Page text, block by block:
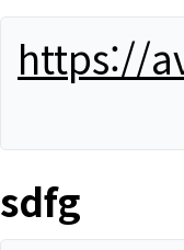
https://
sdfg